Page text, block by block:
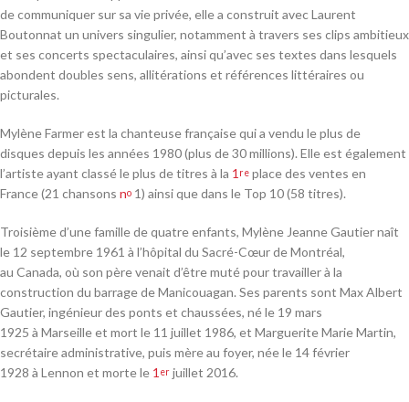
de communiquer sur sa vie privée, elle a construit avec Laurent
Boutonnat un univers singulier, notamment à travers ses clips ambitieux
et ses concerts spectaculaires, ainsi qu’avec ses textes dans lesquels
abondent doubles sens, allitérations et références littéraires ou
picturales.
Mylène Farmer est la chanteuse française qui a vendu le plus de
disques depuis les années 1980 (plus de30 millions). Elle est également
l’artiste ayant classé le plus de titres à la 1 re place des ventes en
France (21 chansons no 1) ainsi que dans le Top 10 (58 titres).
Troisième d’une famille de quatre enfants, Mylène Jeanne Gautier naît
le 12 septembre 1961 à l’hôpital du Sacré-Cœur de Montréal,
au Canada, où son père venait d’être muté pour travailler à la
construction du barrage de Manicouagan. Ses parents sont Max Albert
Gautier, ingénieur des ponts et chaussées, né le 19 mars
1925 à Marseilleet mort le 11 juillet 1986, et Marguerite Marie Martin,
secrétaire administrative, puis mère au foyer, née le 14 février
1928 à Lennon et morte le 1 er juillet 2016.